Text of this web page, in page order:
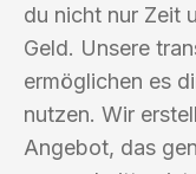
du nicht nur Zeit
Geld. Unsere
ermöglichen es
nutzen. Wir
Angebot, das